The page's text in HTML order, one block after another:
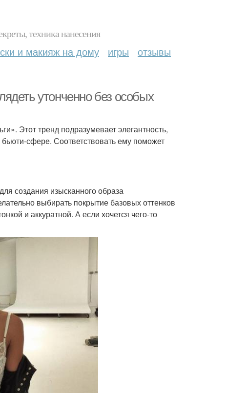
техника нанесения
и макияж на дому игры отзывы
утонченно без особых
Этот тренд подразумевает элегантность,
сфере. Соответствовать ему поможет
создания изысканного образа
выбирать покрытие базовых оттенков
и аккуратной. А если хочется чего-то